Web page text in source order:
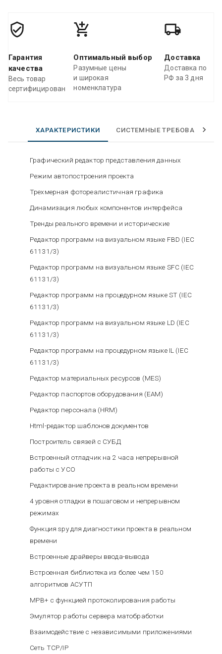
Гарантия
качества
Весь товар
сертифицирован
Оптимальный выбор
Разумные цены
и широкая
номенклатура
Доставка
Доставка по
РФ за 3 дня
ХАРАКТЕРИСТИКИ СИСТЕМНЫЕ ТРЕБОВАНИЯ
Графический редактор представления данных
Режим автопостроения проекта
Трехмерная фотореалистичная графика
Динамизация любых компонентов интерфейса
Тренды реального времени и исторические
Редактор программ на визуальном языке FBD (IEC
61131/3)
Редактор программ на визуальном языке SFC (IEC
61131/3)
Редактор программ на процедурном языке ST (IEC
61131/3)
Редактор программ на визуальном языке LD (IEC
61131/3)
Редактор программ на процедурном языке IL (IEC
61131/3)
Редактор материальных ресурсов (MES)
Редактор паспортов оборудования (EAM)
Редактор персонала (HRM)
Html-редактор шаблонов документов
Построитель связей с СУБД
Встроенный отладчик на 2 часа непрерывной
работы с УСО
Редактирование проекта в реальном времени
4 уровня отладки в пошаговом и непрерывном
режимах
Функция spy для диагностики проекта в реальном
времени
Встроенные драйверы ввода-вывода
Встроенная библиотека из более чем 150
алгоритмов АСУТП
МРВ+ c функцией протоколирования работы
Эмулятор работы сервера матобработки
Взаимодействие с независимыми приложениями
Сеть TCP/IP